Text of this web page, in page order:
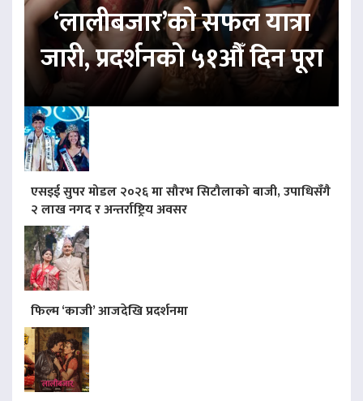
‘लालीबजार’को सफल यात्रा
जारी, प्रदर्शनको ५१औँ दिन पूरा
एसइई सुपर मोडल २०२६ मा सौरभ सिटौलाको बाजी, उपाधिसँगै
२ लाख नगद र अन्तर्राष्ट्रिय अवसर
फिल्म ‘काजी’ आजदेखि प्रदर्शनमा